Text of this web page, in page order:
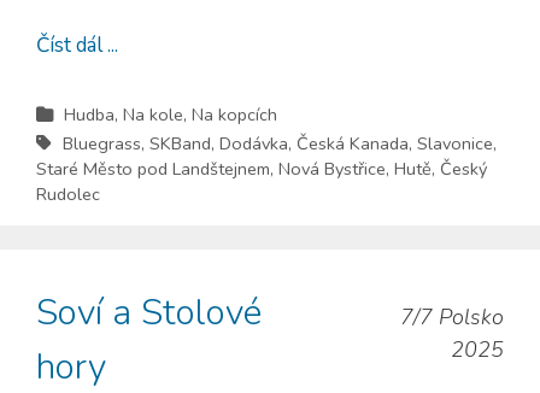
Číst dál ...
Hudba, Na kole, Na kopcích
Bluegrass, SKBand, Dodávka, Česká Kanada, Slavonice,
Staré Město pod Landštejnem, Nová Bystřice, Hutě, Český
Rudolec
Soví a Stolové
hory
7/7 Polsko
2025